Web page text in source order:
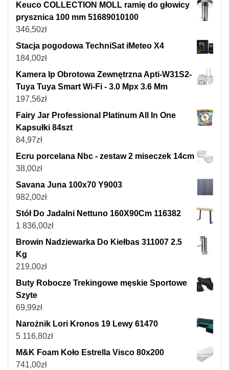
Keuco COLLECTION MOLL ramię do głowicy
prysznica 100 mm 51689010100
346,50zł
Stacja pogodowa TechniSat iMeteo X4
184,00zł
Kamera Ip Obrotowa Zewnętrzna Apti-W31S2-
Tuya Tuya Smart Wi-Fi - 3.0 Mpx 3.6 Mm
197,56zł
Fairy Jar Professional Platinum All In One
Kapsułki 84szt
84,97zł
Ecru porcelana Nbc - zestaw 2 miseczek 14cm
38,00zł
Savana Juna 100x70 Y9003
982,00zł
Stół Do Jadalni Nettuno 160X90Cm 116382
1 836,00zł
Browin Nadziewarka Do Kiełbas 311007 2.5
Kg
219,00zł
Buty Robocze Trekingowe męskie Sportowe
Szyte
69,99zł
Narożnik Lori Kronos 19 Lewy 61470
5 116,80zł
M&K Foam Koło Estrella Visco 80x200
741,00zł